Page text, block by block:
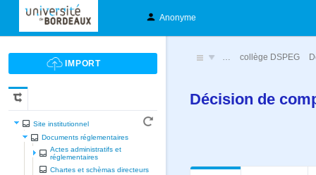
Anonyme
Site institutionnel
Documents réglementaires
Actes administratifs et
réglementaires
Chartes et schèmas directeurs
… collège DSPEG
Décision de